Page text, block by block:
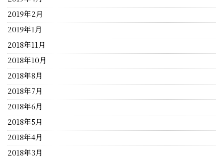
2019年2月
2019年1月
2018年11月
2018年10月
2018年8月
2018年7月
2018年6月
2018年5月
2018年4月
2018年3月